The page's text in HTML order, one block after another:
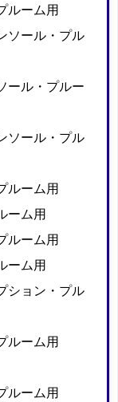
ルーム用
ソール・プル
ール・プルー
ソール・プル
ルーム用
ーム用
ルーム用
ーム用
ション・プル
ルーム用
ルーム用